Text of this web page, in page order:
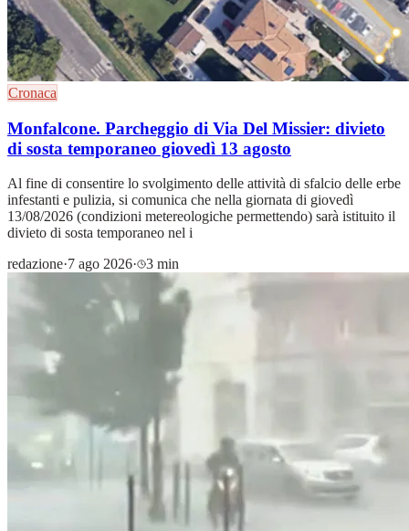
Cronaca
Monfalcone. Parcheggio di Via Del Missier: divieto
di sosta temporaneo giovedì 13 agosto
Al fine di consentire lo svolgimento delle attività di sfalcio delle erbe
infestanti e pulizia, si comunica che nella giornata di giovedì
13/08/2026 (condizioni metereologiche permettendo) sarà istituito il
divieto di sosta temporaneo nel i
redazione·7 ago 2026· 3 min